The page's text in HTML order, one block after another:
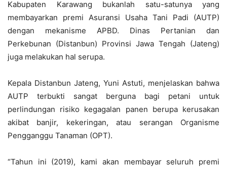
Kabupaten Karawang bukanlah satu-satunya yang
membayarkan premi Asuransi Usaha Tani Padi (AUTP)
dengan mekanisme APBD. Dinas Pertanian dan
Perkebunan (Distanbun) Provinsi Jawa Tengah (Jateng)
juga melakukan hal serupa.
Kepala Distanbun Jateng, Yuni Astuti, menjelaskan bahwa
AUTP terbukti sangat berguna bagi petani untuk
perlindungan risiko kegagalan panen berupa kerusakan
akibat banjir, kekeringan, atau serangan Organisme
Pengganggu Tanaman (OPT).
“Tahun ini (2019), kami akan membayar seluruh premi